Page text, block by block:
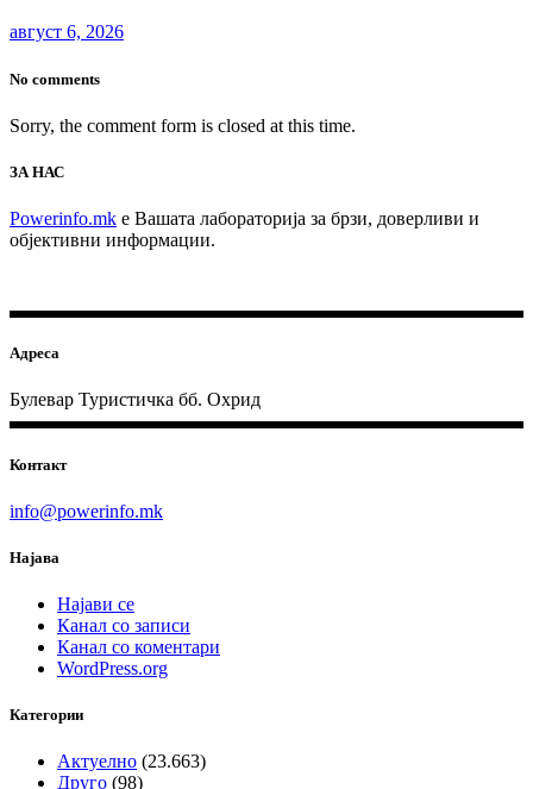
август 6, 2026
No comments
Sorry, the comment form is closed at this time.
ЗА НАС
Powerinfo.mk e Вашата лабораторија за брзи, доверливи и
објективни информации.
Адреса
Булевар Туристичка бб. Охрид
Контакт
info@powerinfo.mk
Најава
Најави се
Канал со записи
Канал со коментари
WordPress.org
Категории
Актуелно (23.663)
Друго (98)